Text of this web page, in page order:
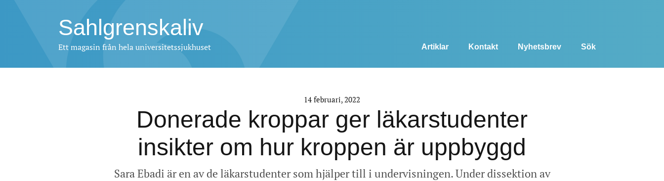
Sahlgrenskaliv
Ett magasin från hela universitetssjukhuset Artiklar Kontakt Nyhetsbrev Sök
14 februari, 2022
Donerade kroppar ger läkarstudenter
insikter om hur kroppen är uppbyggd
Sara Ebadi är en av de läkarstudenter som hjälper till i undervisningen. Under dissektion av